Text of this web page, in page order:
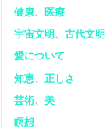
健康、医療
宇宙文明、古代文明
愛について
知恵、正しさ
芸術、美
瞑想